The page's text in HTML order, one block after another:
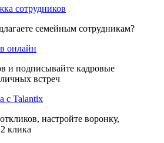
сотрудников
семейным сотрудникам?
онлайн
и подписывайте кадровые
встреч
с Talantix
настройте воронку,
клика